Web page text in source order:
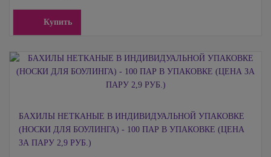
Купить
БАХИЛЫ НЕТКАНЫЕ В ИНДИВИДУАЛЬНОЙ УПАКОВКЕ
(НОСКИ ДЛЯ БОУЛИНГА) - 100 ПАР В УПАКОВКЕ (ЦЕНА
ЗА ПАРУ 2,9 РУБ.)